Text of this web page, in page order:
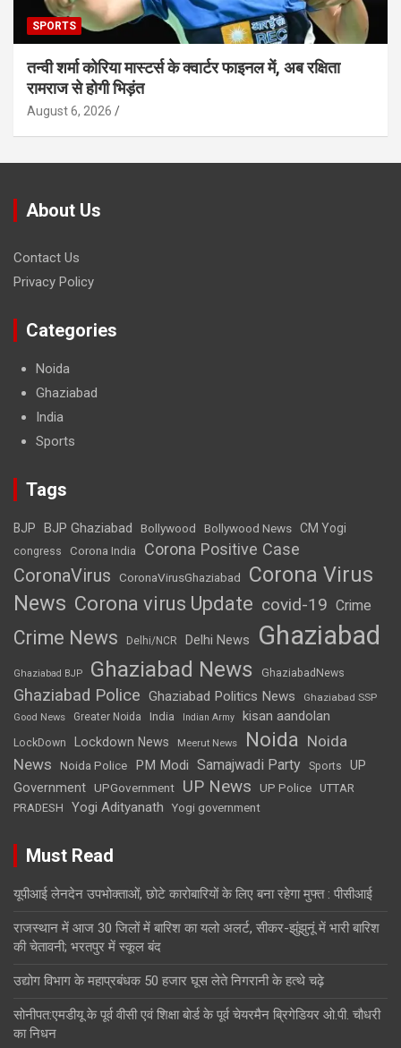
SPORTS
तन्वी शर्मा कोरिया मास्टर्स के क्वार्टर फाइनल में, अब रक्षिता
रामराज से होगी भिड़ंत
August 6, 2026
About Us
Contact Us
Privacy Policy
Categories
Noida
Ghaziabad
India
Sports
Tags
BJP BJP Ghaziabad Bollywood Bollywood News CM Yogi
congress Corona India Corona Positive Case
CoronaVirus CoronaVirusGhaziabad
Corona Virus
News Corona virus Update covid-19 Crime
Crime News Delhi/NCR Delhi News Ghaziabad
Ghaziabad BJP Ghaziabad News GhaziabadNews
Ghaziabad Police Ghaziabad Politics News Ghaziabad SSP
Good News Greater Noida India Indian Army kisan aandolan
LockDown Lockdown News Meerut News Noida Noida
News
Noida Police PM Modi Samajwadi Party Sports
UP
Government UPGovernment UP News UP Police
UTTAR
PRADESH
Yogi Adityanath Yogi government
Must Read
यूपीआई लेनदेन उपभोक्ताओं, छोटे कारोबारियों के लिए बना रहेगा मुफ्त : पीसीआई
राजस्थान में आज 30 जिलों में बारिश का यलो अलर्ट, सीकर-झुंझुनूं में भारी बारिश
की चेतावनी; भरतपुर में स्कूल बंद
उद्योग विभाग के महाप्रबंधक 50 हजार घूस लेते निगरानी के हत्थे चढ़े
सोनीपत:एमडीयू के पूर्व वीसी एवं शिक्षा बाेर्ड के पूर्व चेयरमैन ब्रिगेडियर ओ.पी. चौधरी
का निधन